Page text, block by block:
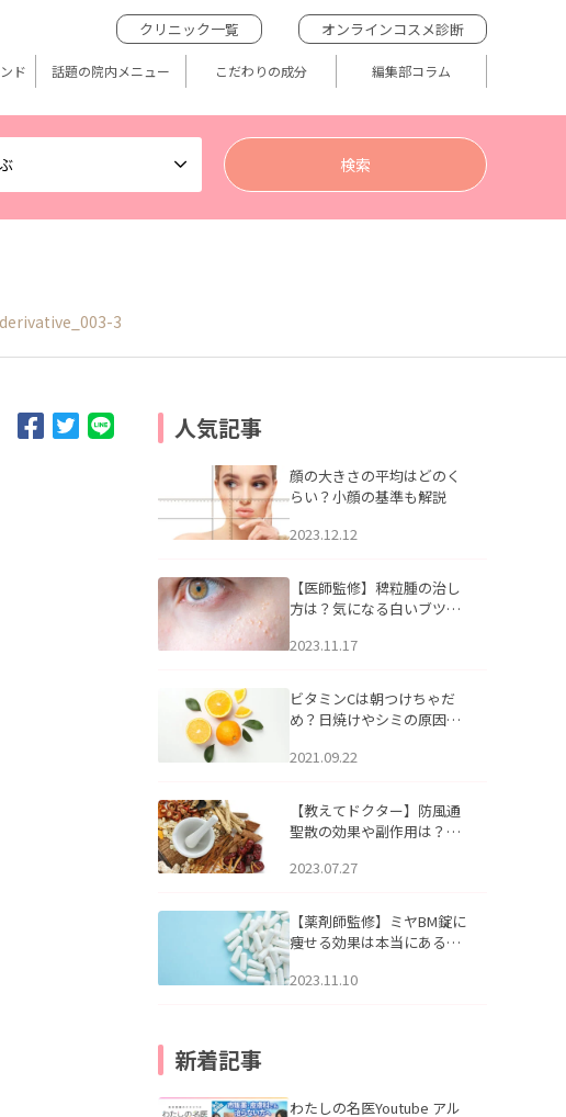
クリニック一覧 オンラインコスメ診断
ド 話題の院内メニュー こだわりの成分 編集部コラム
3
人気記事
顔の大きさの平均はどのく
らい？小顔の基準も解説
2023.12.12
【医師監修】稗粒腫の治し
方は？気になる白いブツブ
アについて
2023.11.17
ビタミンCは朝つけちゃだ
め？日焼けやシミの原因に
2021.09.22
【教えてドクター】防風通
聖散の効果や副作用は？長
2023.07.27
【薬剤師監修】ミヤBM錠に
痩せる効果は本当にある
2023.11.10
新着記事
わたしの名医Youtube アル